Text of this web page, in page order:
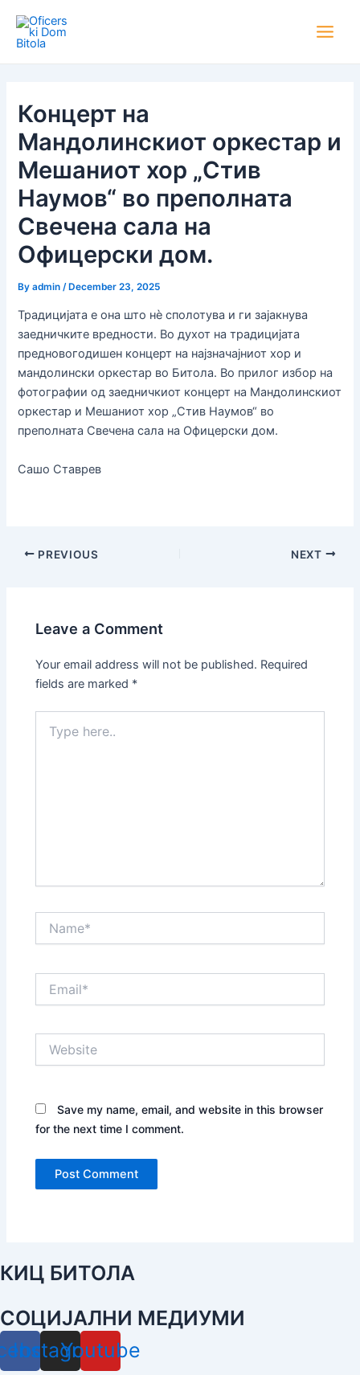
content
Концерт на
Мандолинскиот оркестар и
Мешаниот хор „Стив
Наумов“ во преполната
Свечена сала на
Офицерски дом.
Byadmin /December 23, 2025
Традицијата е она што нѐ сполотува и ги зајакнува
заедничките вредности. Во духот на традицијата
предновогодишен концерт на најзначајниот хор и
мандолински оркестар во Битола. Во прилог избор на
фотографии од заедничкиот концерт на Мандолинскиот
оркестар и Мешаниот хор „Стив Наумов“ во
преполната Свечена сала на Офицерски дом.
Сашо Ставрев
navigation
PREVIOUS NEXT
Leave a Comment
Your email address will not be published. Required
fields are marked *
here..
Save my name, email, and website in this browser
for the next time I comment.
КИЦ БИТОЛА
СОЦИЈАЛНИ МЕДИУМИ
Instagram
Youtube